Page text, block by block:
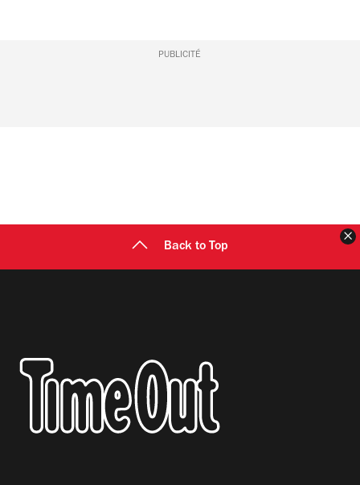
PUBLICITÉ
Back to Top